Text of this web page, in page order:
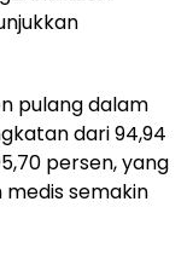
pulang dalam
dari 94,94
persen, yang
semakin